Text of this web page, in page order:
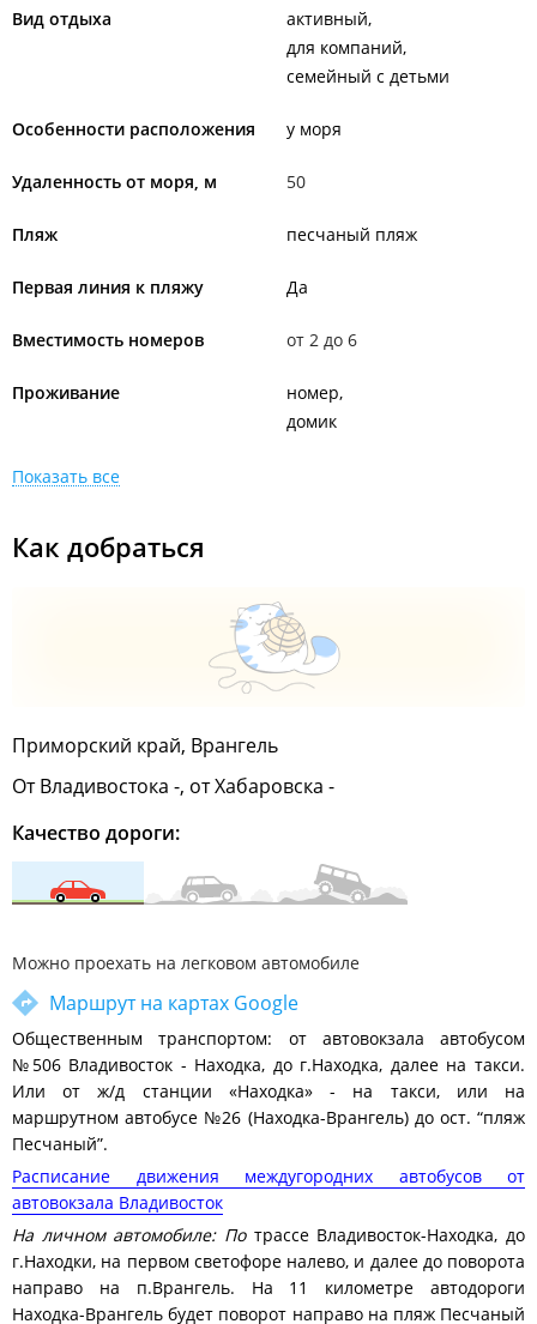
Вид отдыха
активный
для компаний
семейный с детьми
Особенности расположения у моря
Удаленность от моря, м 50
Пляж песчаный пляж
Первая линия к пляжу Да
Вместимость номеров от 2 до 6
Проживание
номер
домик
Показать все
Как добраться
Приморский край, Врангель
От Владивостока -, от Хабаровска -
Качество дороги:
Можно проехать на легковом автомобиле
Маршрут на картах Google
Общественным транспортом: от автовокзала автобусом
№506 Владивосток - Находка, до г.Находка, далее на такси.
Или от ж/д станции «Находка» - на такси, или на
маршрутном автобусе №26 (Находка-Врангель) до ост. “пляж
Песчаный”.
Расписание движения междугородних автобусов от
автовокзала Владивосток
На личном автомобиле: Потрассе Владивосток-Находка, до
г.Находки, на первом светофоре налево, и далее до поворота
направо на п.Врангель. На 11 километре автодороги
Находка-Врангель будет поворот направо на пляж Песчаный